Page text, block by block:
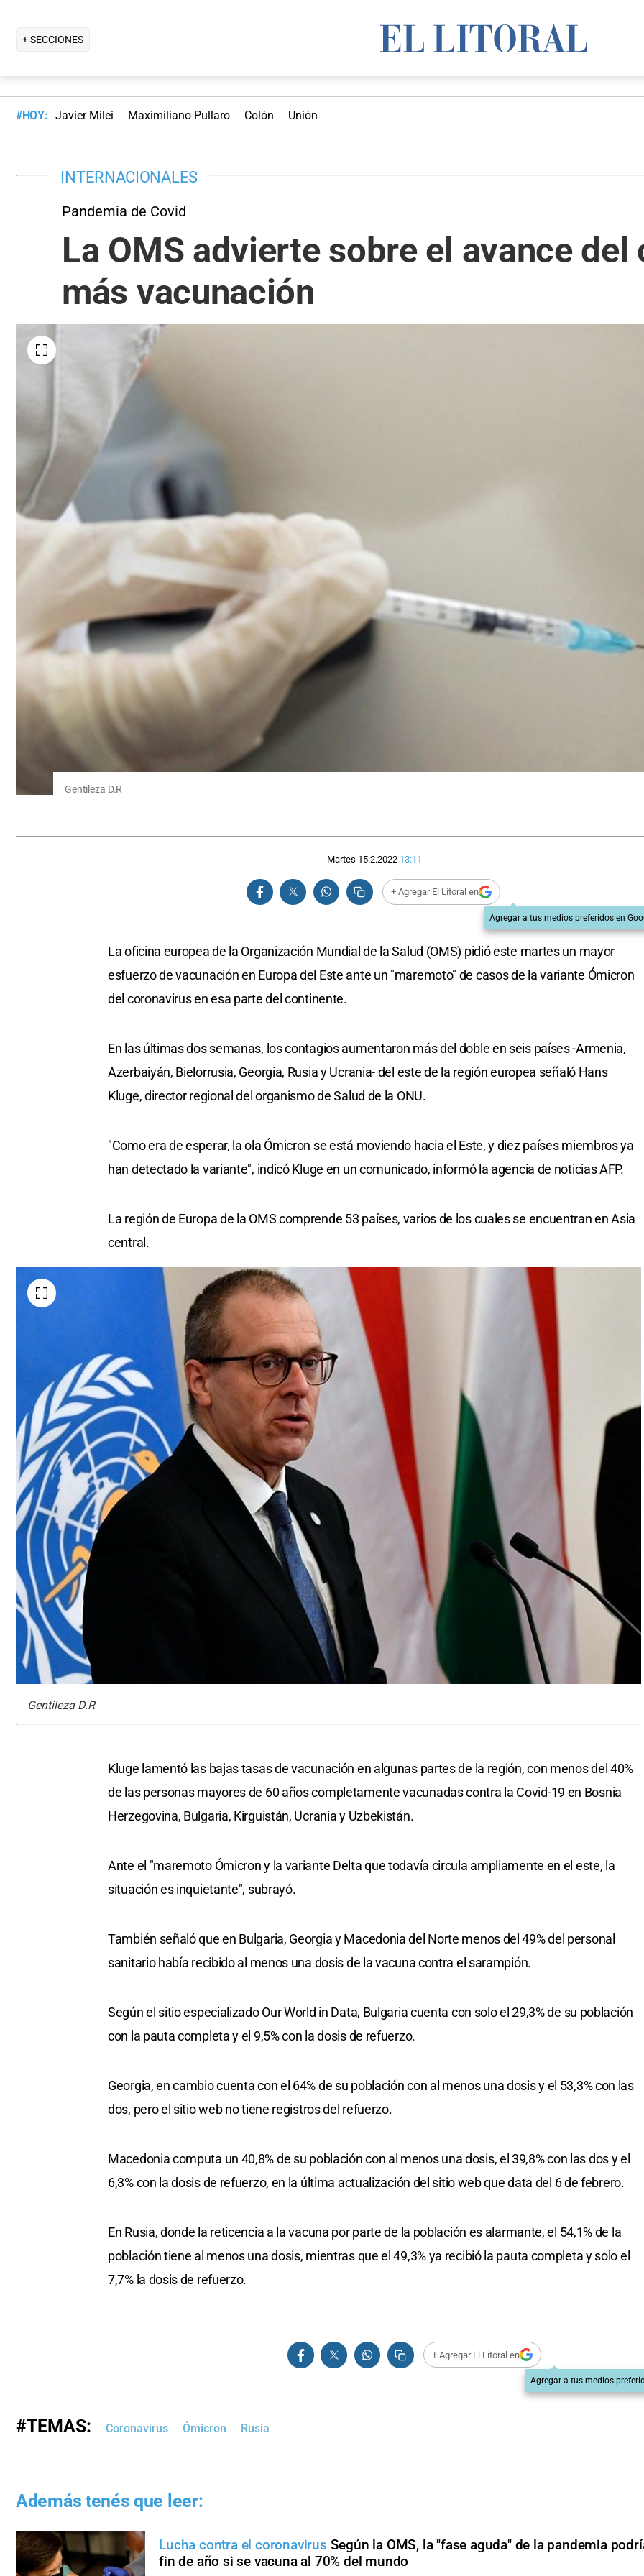
+ SECCIONES
#HOY: Javier Milei Maximiliano Pullaro Colón Unión
INTERNACIONALES
Pandemia de Covid
La OMS advierte sobre el avance
más vacunación
Gentileza D.R
Martes 15.2.2022 13:11
+ Agregar El Litoral en
Agregar a tus medios preferidos en
​La oficina europea de la Organización Mundial de la Salud (OMS) pidió este martes un mayor
esfuerzo de vacunación en Europa del Este ante un "maremoto" de casos de la variante Ómicron
del coronavirus en esa parte del continente.
En las últimas dos semanas, los contagios aumentaron más del doble en seis países -Armenia,
Azerbaiyán, Bielorrusia, Georgia, Rusia y Ucrania- del este de la región europea señaló Hans
Kluge, director regional del organismo de Salud de la ONU.
"Como era de esperar, la ola Ómicron se está moviendo hacia el Este, y diez países miembros ya
han detectado la variante", indicó Kluge en un comunicado, informó la agencia de noticias AFP.
La región de Europa de la OMS comprende 53 países, varios de los cuales se encuentran en Asia
central.
Gentileza D.R
Kluge lamentó las bajas tasas de vacunación en algunas partes de la región, con menos del 40%
de las personas mayores de 60 años completamente vacunadas contra la Covid-19 en Bosnia
Herzegovina, Bulgaria, Kirguistán, Ucrania y Uzbekistán.
Ante el "maremoto Ómicron y la variante Delta que todavía circula ampliamente en el este, la
situación es inquietante", subrayó.
También señaló que en Bulgaria, Georgia y Macedonia del Norte menos del 49% del personal
sanitario había recibido al menos una dosis de la vacuna contra el sarampión.
Según el sitio especializado Our World in Data, Bulgaria cuenta con solo el 29,3% de su población
con la pauta completa y el 9,5% con la dosis de refuerzo.
Georgia, en cambio cuenta con el 64% de su población con al menos una dosis y el 53,3% con las
dos, pero el sitio web no tiene registros del refuerzo.
Macedonia computa un 40,8% de su población con al menos una dosis, el 39,8% con las dos y el
6,3% con la dosis de refuerzo, en la última actualización del sitio web que data del 6 de febrero.
En Rusia, donde la reticencia a la vacuna por parte de la población es alarmante, el 54,1% de la
población tiene al menos una dosis, mientras que el 49,3% ya recibió la pauta completa y solo el
7,7% la dosis de refuerzo.
+ Agregar El Litoral en
Agregar a tus medios
#TEMAS: Coronavirus Ómicron Rusia
Además tenés que leer:
Lucha contra el coronavirus Según la OMS, la "fase aguda" de la pandemia
fin de año si se vacuna al 70% del mundo